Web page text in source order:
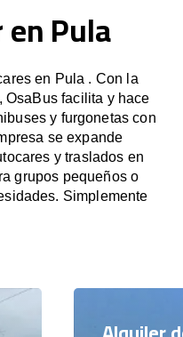
Pula
en Pula . Con la
OsaBus facilita y hace
y furgonetas con
se expande
y traslados en
grupos pequeños o
Simplemente